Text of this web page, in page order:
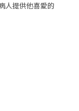
人提供他喜愛的